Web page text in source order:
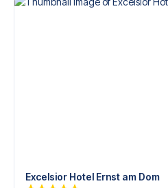
en fodboldtur.
Excelsior Hotel Ernst am Dom